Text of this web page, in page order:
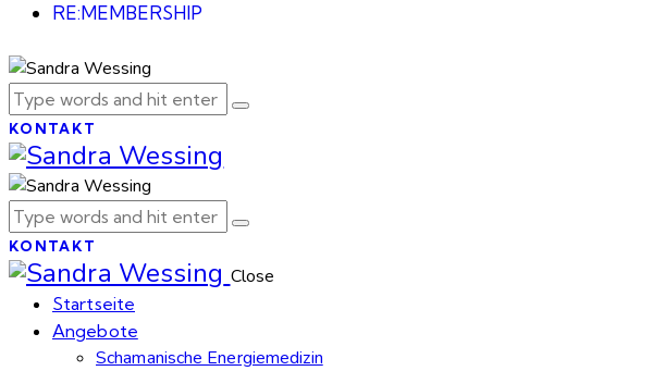
RE:MEMBERSHIP
KONTAKT
KONTAKT
Close
Startseite
Angebote
Schamanische Energiemedizin